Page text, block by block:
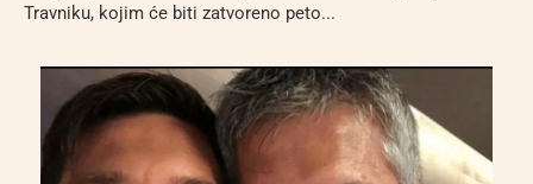
Travniku, kojim će biti zatvoreno peto...